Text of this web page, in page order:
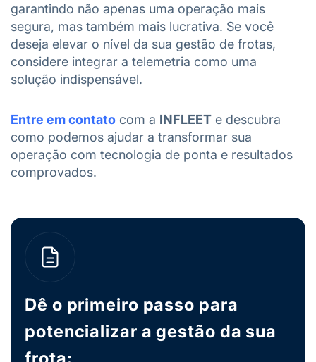
garantindo não apenas uma operação mais
segura, mas também mais lucrativa. Se você
deseja elevar o nível da sua gestão de frotas,
considere integrar a telemetria como uma
solução indispensável.
Entre em contato com a INFLEET e descubra
como podemos ajudar a transformar sua
operação com tecnologia de ponta e resultados
comprovados.
Dê o primeiro passo para
potencializar a gestão da sua